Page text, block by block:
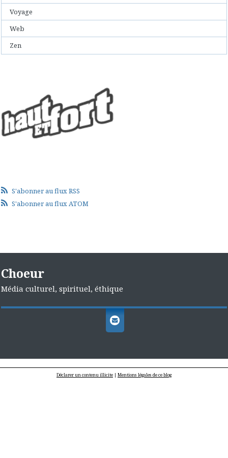
Voyage
Web
Zen
S'abonner au flux RSS
S'abonner au flux ATOM
Choeur
Média culturel, spirituel, éthique
Déclarer un contenu illicite | Mentions légales de ce blog